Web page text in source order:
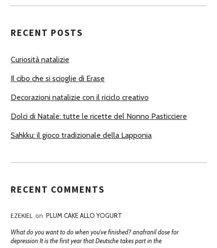
U
O
I
RECENT POSTS
Curiosità natalizie
Il cibo che si scioglie di Erase
Decorazioni natalizie con il riciclo creativo
Dolci di Natale: tutte le ricette del Nonno Pasticciere
Sahkku: il gioco tradizionale della Lapponia
RECENT COMMENTS
EZEKIEL on PLUM CAKE ALLO YOGURT
What do you want to do when you've finished? anafranil dose for
depression It is the first year that Deutsche takes part in the